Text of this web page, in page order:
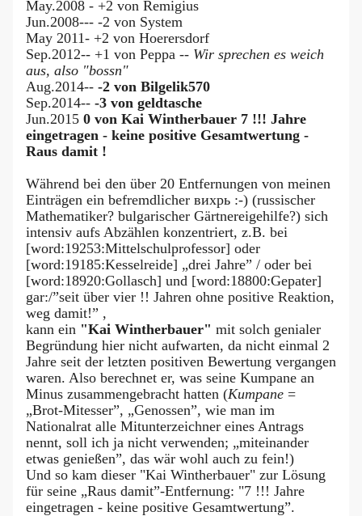
May.2008 - +2 von Remigius
Jun.2008--- -2 von System
May 2011- +2 von Hoerersdorf
Sep.2012-- +1 von Peppa -- Wir sprechen es weich
aus, also "bossn"
Aug.2014-- -2 von Bilgelik570
Sep.2014-- -3 von geldtasche
Jun.2015 0 von Kai Wintherbauer 7 !!! Jahre
eingetragen - keine positive Gesamtwertung -
Raus damit !
Während bei den über 20 Entfernungen von meinen
Einträgen ein befremdlicher вихрь :-) (russischer
Mathematiker? bulgarischer Gärtnereigehilfe?) sich
intensiv aufs Abzählen konzentriert, z.B. bei
[word:19253:Mittelschulprofessor] oder
[word:19185:Kesselreide] „drei Jahre” / oder bei
[word:18920:Gollasch] und [word:18800:Gepater]
gar:/”seit über vier !! Jahren ohne positive Reaktion,
weg damit!” ,
kann ein "Kai Wintherbauer" mit solch genialer
Begründung hier nicht aufwarten, da nicht einmal 2
Jahre seit der letzten positiven Bewertung vergangen
waren. Also berechnet er, was seine Kumpane an
Minus zusammengebracht hatten (Kumpane =
„Brot-Mitesser”, „Genossen”, wie man im
Nationalrat alle Mitunterzeichner eines Antrags
nennt, soll ich ja nicht verwenden; „miteinander
etwas genießen”, das wär wohl auch zu fein!)
Und so kam dieser "Kai Wintherbauer" zur Lösung
für seine „Raus damit”-Entfernung: "7 !!! Jahre
eingetragen - keine positive Gesamtwertung”.